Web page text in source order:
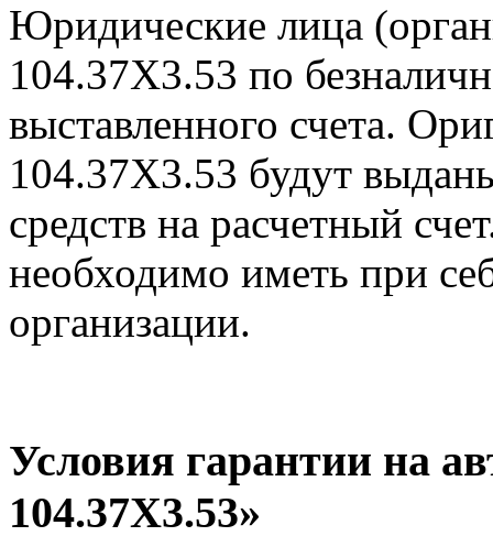
Юридические лица
104.37X3.53 по
выставленного счета.
104.37X3.53 будут
средств на расчетный
необходимо иметь при
организации.
Условия гарантии на
104.37X3.53»